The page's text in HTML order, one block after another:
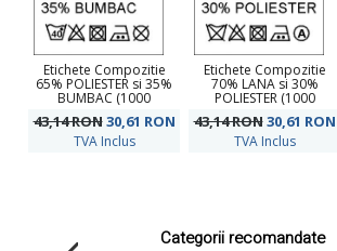
Etichete Compozitie
65% POLIESTER si 35%
BUMBAC (1000
43,14 RON30,61 RON
TVA Inclus
Etichete Compozitie
70% LANA si 30%
POLIESTER (1000
43,14 RON30,61 RON
TVA Inclus
Categorii recomandate